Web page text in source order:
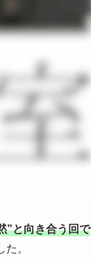
”と向き合う回で
。